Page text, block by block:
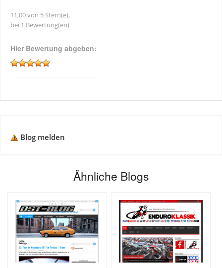
11,00 von 5 Stern(e),
bei 1 Bewertung(en)
Hier Bewertung abgeben:
Blog melden
Ähnliche Blogs